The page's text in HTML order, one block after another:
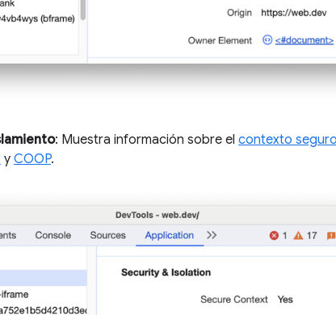
: Muestra información sobre el contexto seguro
y COOP.